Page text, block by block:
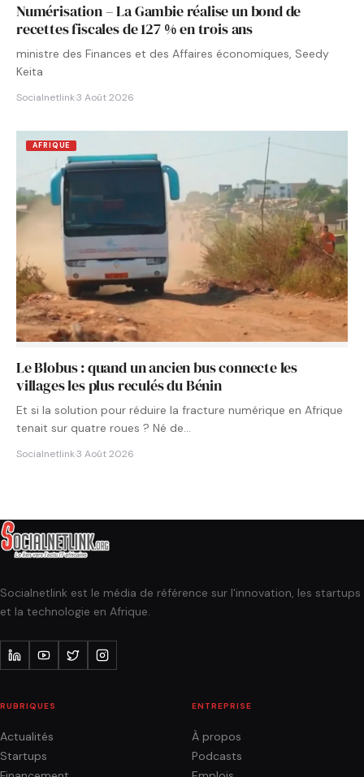
Numérisation – La Gambie réalise un bond de
recettes fiscales de 127 % en trois ans
ministre des Finances et des Affaires économiques, Seedy
Keita
Socialnetlink·3 Août 2026
AFRIQUE
Le Blobus : quand un ancien bus connecte les
villages les plus reculés du Bénin
Et si la solution pour réduire la fracture numérique en Afrique
tenait sur quatre roues ? Né de…
Socialnetlink·3 Août 2026
Socialnetlink est le média de référence sur l'innovation, les startups
et la technologie en Afrique.
RUBRIQUES
Actualités
Startups
ENTREPRISE
À propos
Podcasts